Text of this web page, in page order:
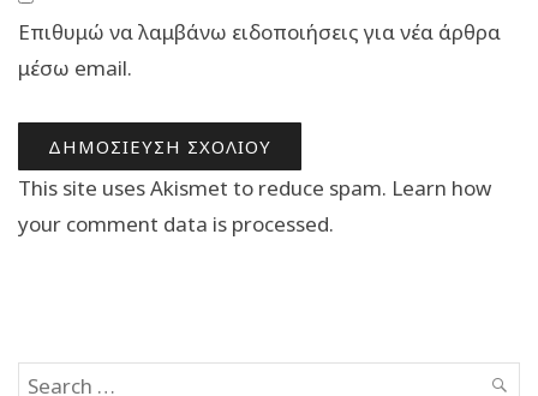
Επιθυμώ να λαμβάνω ειδοποιήσεις για νέα άρθρα
μέσω email.
This site uses Akismet to reduce spam. Learn how
your comment data is processed.
Search